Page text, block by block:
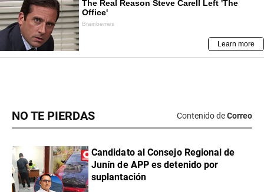
NO TE PIERDAS Contenido deCorreo
Candidato al Consejo Regional de
Junín de APP es detenido por
suplantación